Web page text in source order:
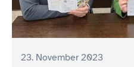
23. November 2023